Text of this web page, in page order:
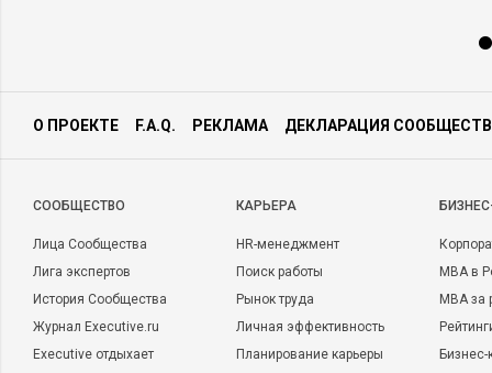
О ПРОЕКТЕ F.A.Q. РЕКЛАМА ДЕКЛАРАЦИЯ
CООБЩЕСТВО
Лица Сообщества
Лига экспертов
История Сообщества
Журнал Executive.ru
Executive отдыхает
КАРЬЕРА
HR-менеджмент
Поиск работы
Рынок труда
Личная эффективность
Планирование карьеры
MBA в
MBA
Бизнес-